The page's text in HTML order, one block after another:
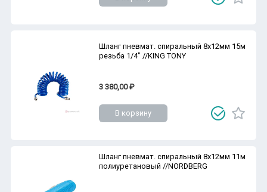
Шланг пневмат. спиральный 8х12мм 15м
резьба 1/4" //KING TONY
3 380,00 ₽
В корзину
Шланг пневмат. спиральный 8х12мм 11м
полиуретановый //NORDBERG